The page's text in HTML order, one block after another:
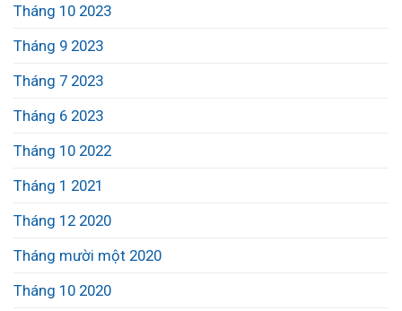
Tháng 10 2023
Tháng 9 2023
Tháng 7 2023
Tháng 6 2023
Tháng 10 2022
Tháng 1 2021
Tháng 12 2020
Tháng mười một 2020
Tháng 10 2020